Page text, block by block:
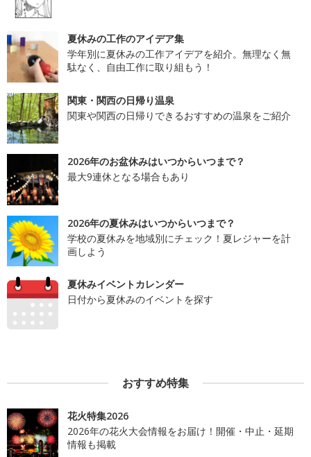
夏休みの工作のアイデア集
学年別に夏休みの工作アイデアを紹介。無理なく無
駄なく、自由工作に取り組もう！
関東・関西の日帰り温泉
関東や関西の日帰りできるおすすめの温泉をご紹介
2026年のお盆休みはいつからいつまで？
最大9連休となる場合もあり
2026年の夏休みはいつからいつまで？
学校の夏休みを地域別にチェック！夏レジャーを計
画しよう
夏休みイベントカレンダー
日付から夏休みのイベントを探す
おすすめ特集
花火特集2026
2026年の花火大会情報をお届け！開催・中止・延期
情報も掲載